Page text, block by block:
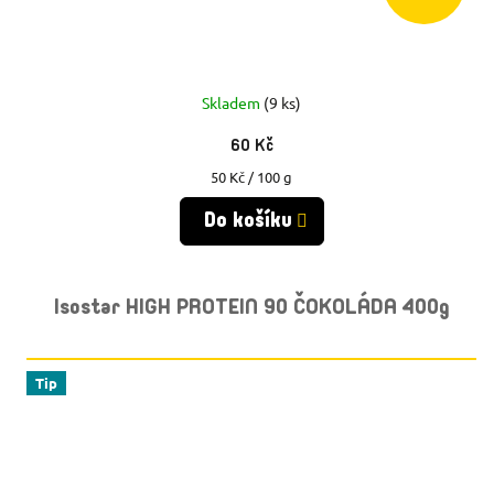
Skladem (9 ks)
60 Kč
Měrná
cena:
50 Kč / 100 g
Do košíku
Isostar HIGH PROTEIN 90 ČOKOLÁDA 400g
Tip